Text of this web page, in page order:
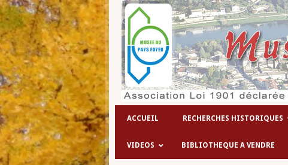
ACCUEIL RECHERCHES HISTORIQUES
VIDEOS BIBLIOTHEQUE A VENDRE